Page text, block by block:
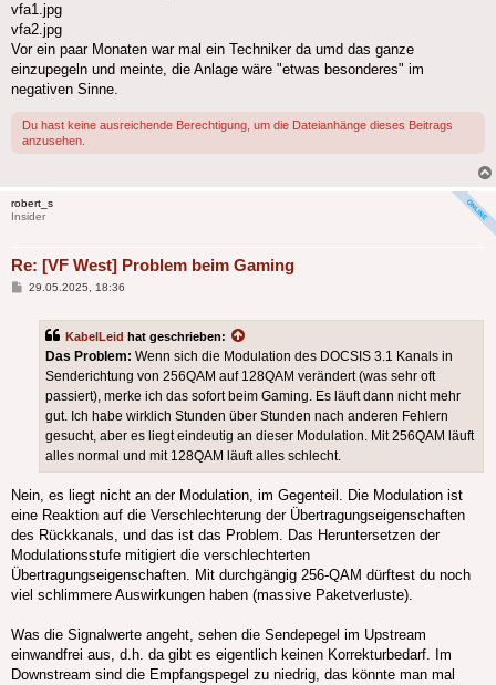
vfa1.jpg
vfa2.jpg
Vor ein paar Monaten war mal ein Techniker da umd das ganze
einzupegeln und meinte, die Anlage wäre "etwas besonderes" im
negativen Sinne.
Du hast keine ausreichende Berechtigung, um die Dateianhänge dieses Beitrags
anzusehen.
robert_s
Insider
Re: [VF West] Problem beim Gaming
Beitrag
29.05.2025, 18:36
KabelLeid hat geschrieben:
Das Problem: Wenn sich die Modulation des DOCSIS 3.1 Kanals in
Senderichtung von 256QAM auf 128QAM verändert (was sehr oft
passiert), merke ich das sofort beim Gaming. Es läuft dann nicht mehr
gut. Ich habe wirklich Stunden über Stunden nach anderen Fehlern
gesucht, aber es liegt eindeutig an dieser Modulation. Mit 256QAM läuft
alles normal und mit 128QAM läuft alles schlecht.
Nein, es liegt nicht an der Modulation, im Gegenteil. Die Modulation ist
eine Reaktion auf die Verschlechterung der Übertragungseigenschaften
des Rückkanals, und das ist das Problem. Das Heruntersetzen der
Modulationsstufe mitigiert die verschlechterten
Übertragungseigenschaften. Mit durchgängig 256-QAM dürftest du noch
viel schlimmere Auswirkungen haben (massive Paketverluste).
Was die Signalwerte angeht, sehen die Sendepegel im Upstream
einwandfrei aus, d.h. da gibt es eigentlich keinen Korrekturbedarf. Im
Downstream sind die Empfangspegel zu niedrig, das könnte man mal